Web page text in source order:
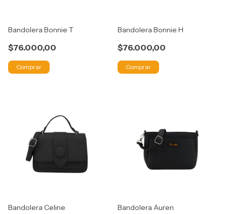
Bandolera Bonnie T
$76.000,00
Comprar
Bandolera Bonnie H
$76.000,00
Comprar
Bandolera Celine Bandolera Auren